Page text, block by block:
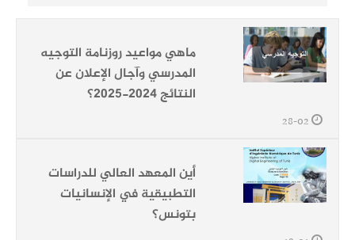
ماهي مواعيد روزنامة التوجيه
المدرسي وآجال الإعلان عن
النتائج 2024-2025؟
أين المعهد العالي للدراسات
التطبيقية في الإنسانيات
بتونس؟